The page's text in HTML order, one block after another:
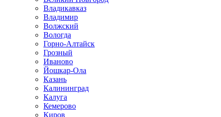
Владикавказ
Владимир
Волжский
Вологда
Горно-Алтайск
Грозный
Иваново
Йошкар-Ола
Казань
Калининград
Калуга
Кемерово
Киров